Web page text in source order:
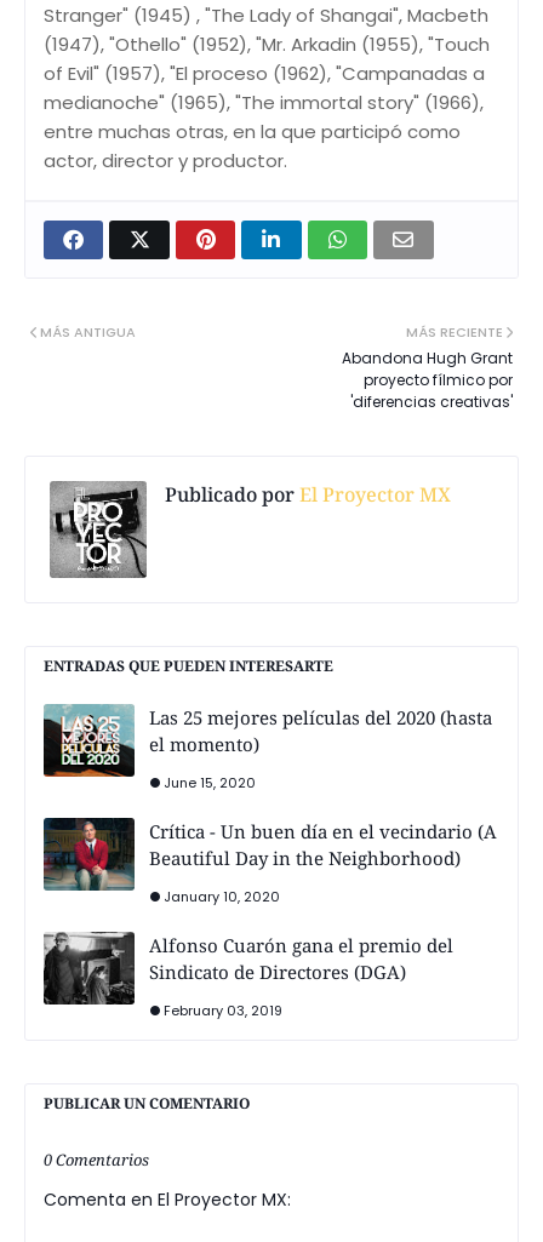
Stranger" (1945) , "The Lady of Shangai", Macbeth
(1947), "Othello" (1952), "Mr. Arkadin (1955), "Touch
of Evil" (1957), "El proceso (1962), "Campanadas a
medianoche" (1965), "The immortal story" (1966),
entre muchas otras, en la que participó como
actor, director y productor.
MÁS RECIENTE
Abandona Hugh Grant
proyecto fílmico por
'diferencias creativas'
MÁS ANTIGUA
Publicado porEl Proyector MX
ENTRADAS QUE PUEDEN INTERESARTE
Las 25 mejores películas del 2020 (hasta
el momento)
June 15, 2020
Crítica - Un buen día en el vecindario (A
Beautiful Day in the Neighborhood)
January 10, 2020
Alfonso Cuarón gana el premio del
Sindicato de Directores (DGA)
February 03, 2019
PUBLICAR UN COMENTARIO
0 Comentarios
Comenta en El Proyector MX: